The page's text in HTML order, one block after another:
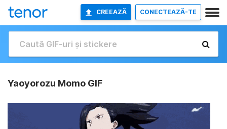
CREEAZĂ CONECTEAZĂ-TE
Yaoyorozu Momo GIF